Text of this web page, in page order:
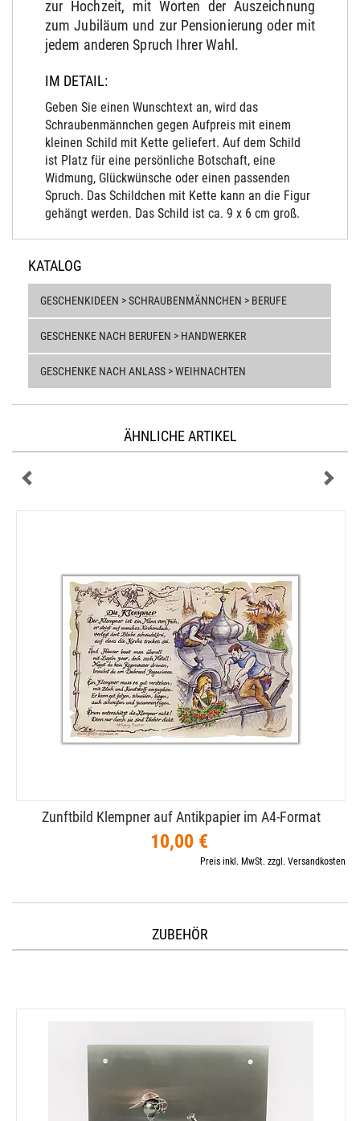
zur Hochzeit, mit Worten der Auszeichnung
zum Jubiläum und zur Pensionierung oder mit
jedem anderen Spruch Ihrer Wahl.
IM DETAIL:
Geben Sie einen Wunschtext an, wird das
Schraubenmännchen gegen Aufpreis mit einem
kleinen Schild mit Kette geliefert. Auf dem Schild
ist Platz für eine persönliche Botschaft, eine
Widmung, Glückwünsche oder einen passenden
Spruch. Das Schildchen mit Kette kann an die Figur
gehängt werden. Das Schild ist ca. 9 x 6 cm groß.
KATALOG
GESCHENKIDEEN > SCHRAUBENMÄNNCHEN > BERUFE
GESCHENKE NACH BERUFEN > HANDWERKER
GESCHENKE NACH ANLASS > WEIHNACHTEN
ÄHNLICHE ARTIKEL
Zunftbild Klempner auf Antikpapier im A4-​Format
10,00 €
Preis inkl. MwSt. zzgl. Versandkosten
ZUBEHÖR